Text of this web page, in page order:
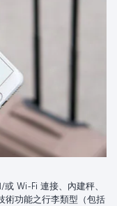
Wi-Fi 連接、內建秤、
術功能之行李類型（包括